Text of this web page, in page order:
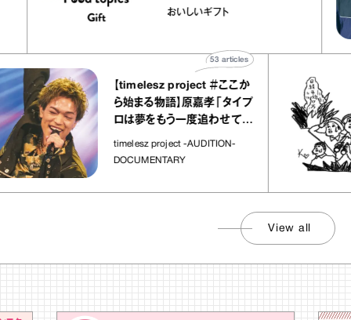
｜真野知子の「おいしいギフ
おいしいギフト
【timelesz project ＃ここか
ら始まる物語】原嘉孝「タイプ
ロは夢をもう一度追わせてく
れた場所」
timelesz project -AUDITION-
DOCUMENTARY
articles
View all